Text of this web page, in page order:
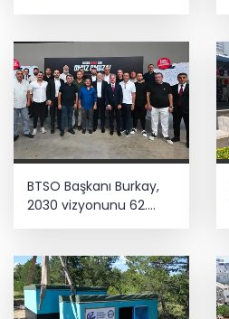
BTSO Başkanı Burkay,
2030 vizyonunu 62.